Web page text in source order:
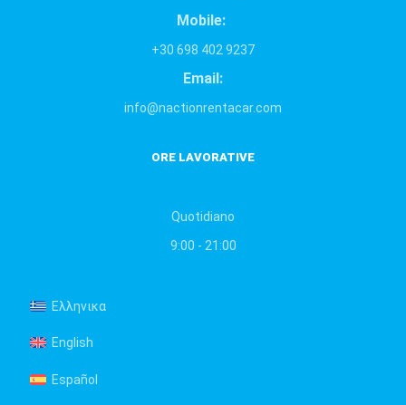
Mobile:
+30 698 402 9237
Email:
info@nactionrentacar.com
ORE LAVORATIVE
Quotidiano
9:00 - 21:00
Ελληνικα
English
Español